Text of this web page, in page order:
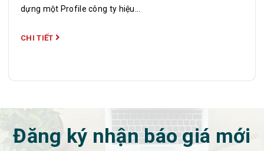
dựng một Profile công ty hiệu...
CHI TIẾT
Đăng ký nhận báo giá mới